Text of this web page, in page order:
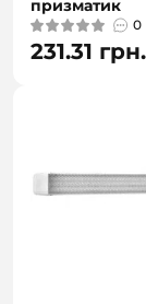
призматик
0
231.31 грн.